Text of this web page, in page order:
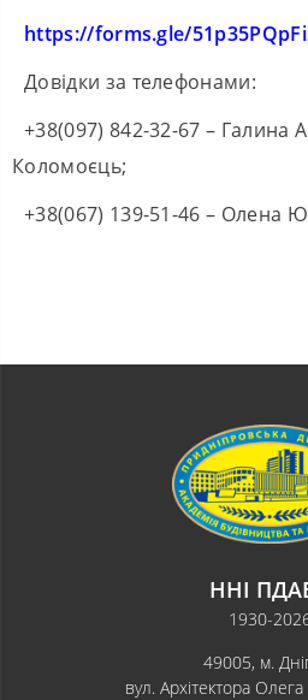
https://forms.gle/
Довідки за телефонами:
+38(097) 842-32-67 – Галина
Коломоєць;
+38(067) 139-51-46 – Олена
ННІ
1930-
49005, м.
вул. Архітектора